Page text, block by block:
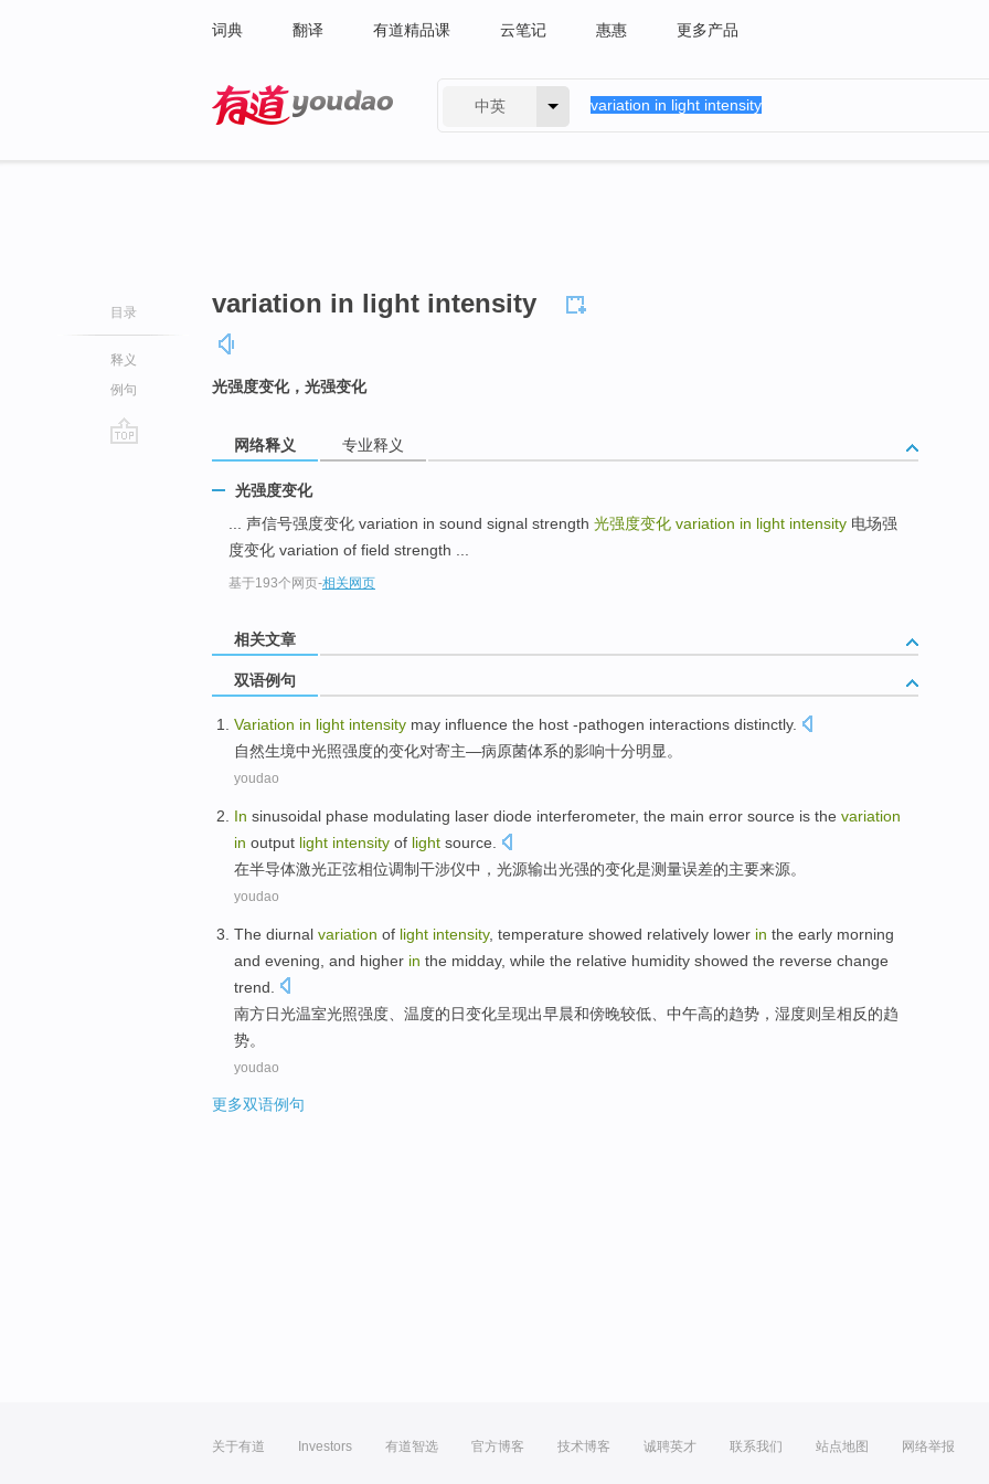
词典 翻译 有道精品课 云笔记 惠惠 更多产品
中英
目录
释义
例句
variation in light intensity
光强度变化，光强变化
网络释义 专业释义
光强度变化
... 声信号强度变化 variation in sound signal strength 光强度变化 variation in light intensity 电场强
度变化 variation of field strength ...
基于193个网页-相关网页
相关文章
双语例句
Variation in light intensity may influence the host -pathogen interactions distinctly.
自然生境中光照强度的变化对寄主—病原菌体系的影响十分明显 。
youdao
In sinusoidal phase modulating laser diode interferometer, the main error source is the variation
in output light intensity of light source.
在半导体激光正弦相位调制干涉仪中，光源输出光强的变化是测量误差的主要来源。
youdao
The diurnal variation of light intensity, temperature showed relatively lower in the early morning
and evening , and higher in the midday, while the relative humidity showed the reverse change
trend
南方日光温室光照强度 温度的日变化呈现出早晨和傍晚较低 中午高的趋势， 湿度则 呈相反的趋
势。
youdao
更多双语例句
关于有道 Investors 有道智选 官方博客 技术博客 诚聘英才 联系我们 站点地图 网络举报